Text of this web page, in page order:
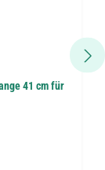
41 cm für